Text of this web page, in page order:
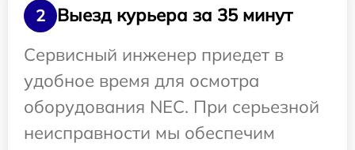
2
Выезд курьера за 35 минут
Сервисный инженер приедет в
удобное время для осмотра
оборудования NEC. При серьезной
неисправности мы обеспечим